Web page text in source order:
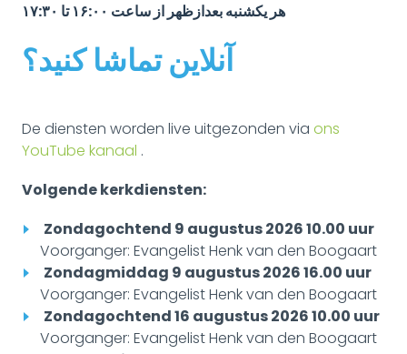
هر یکشنبه بعدازظهر از ساعت ۱۶:۰۰ تا ۱۷:۳۰
آنلاین تماشا کنید؟
De diensten worden live uitgezonden via ons
YouTube kanaal .
Volgende kerkdiensten:
Zondagochtend 9 augustus 2026 10.00 uur
Voorganger: Evangelist Henk van den Boogaart
Zondagmiddag 9 augustus 2026 16.00 uur
Voorganger: Evangelist Henk van den Boogaart
Zondagochtend 16 augustus 2026 10.00 uur
Voorganger: Evangelist Henk van den Boogaart